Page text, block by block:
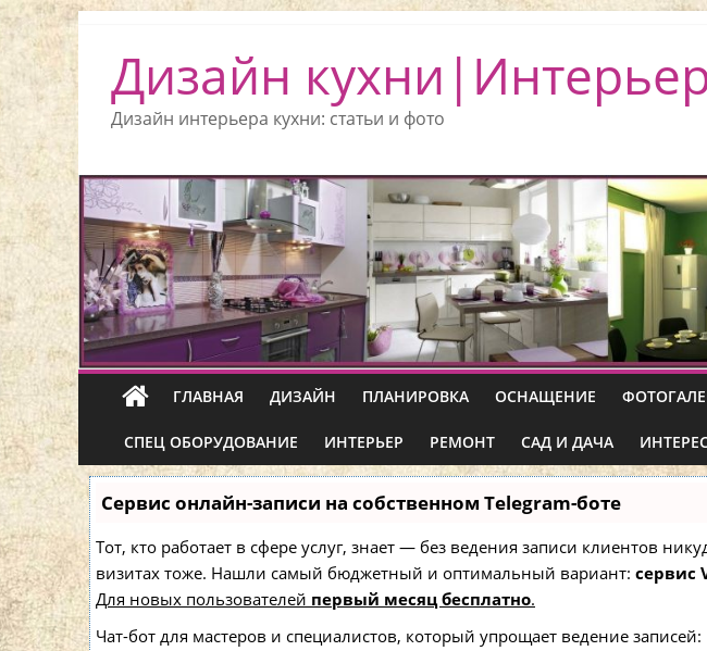
Дизайн
Дизайн интерьера кухни: статьи и фото
ГЛАВНАЯ ДИЗАЙН ПЛАНИРОВКА ОСНАЩЕНИЕ
СПЕЦ ОБОРУДОВАНИЕ ИНТЕРЬЕР РЕМОНТ САД И ДАЧА
Сервис онлайн-записи на собственном Telegram-боте
Тот, кто работает в сфере услуг, знает — без ведения записи клиентов
визитах тоже. Нашли самый бюджетный и оптимальный вариант: сервис
Для новых пользователей первый месяц бесплатно.
Чат-бот для мастеров и специалистов, который упрощает ведение записей: